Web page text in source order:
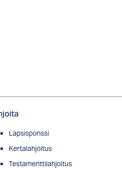
Lapsisponssi
Kertalahjoitus
Testamenttilahjoitus